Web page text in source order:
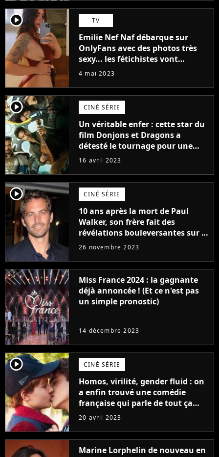
player2 TV
Emilie Nef Naf débarque sur
OnlyFans avec des photos très
sexy... les fétichistes vont
prendre leur pied !
4 mai 2023
player2 CINÉ SÉRIE
Un véritable enfer : cette star du
film Donjons et Dragons a
détesté le tournage pour une
raison très spéciale
16 avril 2023
player2 CINÉ SÉRIE
10 ans après la mort de Paul
Walker, son frère fait des
révélations bouleversantes sur la
réaction des acteurs de Fast and
26 novembre 2023
Miss France 2024 : la gagnante
déjà annoncée ! (Et ce n'est pas
un simple pronostic)
14 décembre 2023
player2 CINÉ SÉRIE
Homos, virilité, gender fluid : on
a enfin trouvé une comédie
française qui parle de tout ça
sans être super ringarde
20 avril 2023
Marine Lorphelin de nouveau en